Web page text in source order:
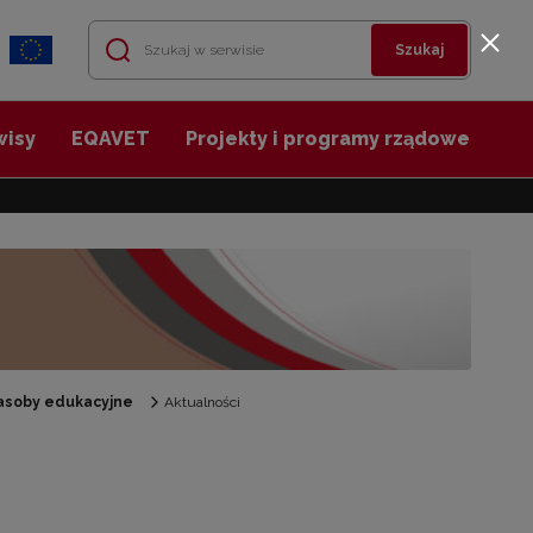
Szukaj
EQAVET Projekty i programy rządowe
edukacyjne Aktualności